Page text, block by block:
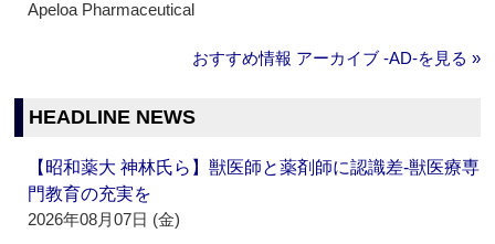
Apeloa Pharmaceutical
おすすめ情報 アーカイブ ‐AD‐を見る »
HEADLINE NEWS
【昭和薬大 神林氏ら】獣医師と薬剤師に認識差‐獣医療専
門教育の充実を
2026年08月07日 (金)